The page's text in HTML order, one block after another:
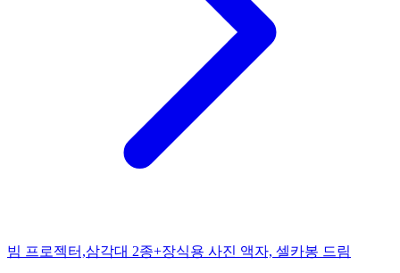
빔 프로젝터,삼각대 2종+장식용 사진 액자, 셀카봉 드림